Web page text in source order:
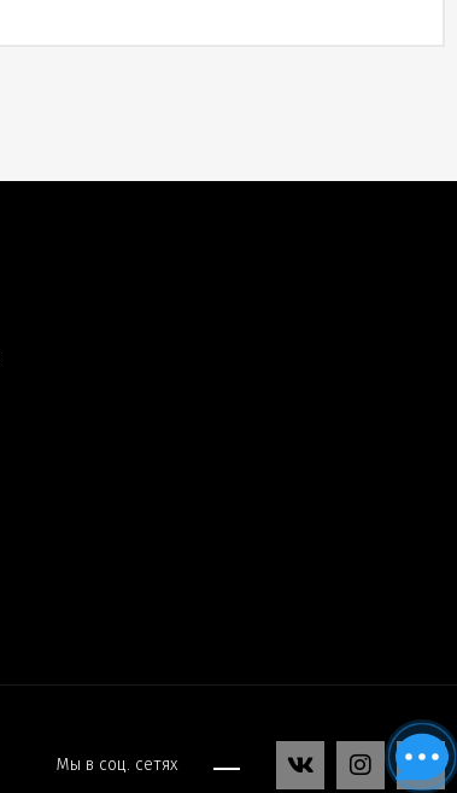
Мы в соц. сетях